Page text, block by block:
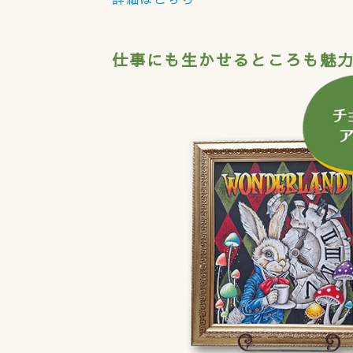
仕事にも生かせるところも魅